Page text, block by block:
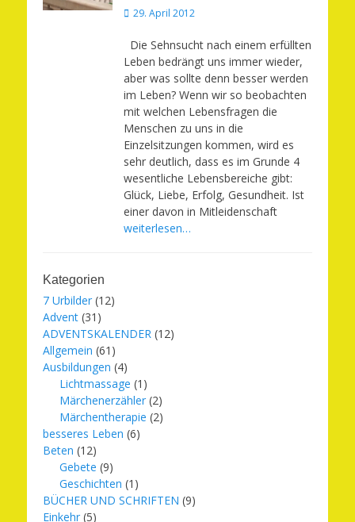
Veröffentlicht
29. April 2012
Die Sehnsucht nach einem erfüllten
Leben bedrängt uns immer wieder,
aber was sollte denn besser werden
im Leben? Wenn wir so beobachten
mit welchen Lebensfragen die
Menschen zu uns in die
Einzelsitzungen kommen, wird es
sehr deutlich, dass es im Grunde 4
wesentliche Lebensbereiche gibt:
Glück, Liebe, Erfolg, Gesundheit. Ist
einer davon in Mitleidenschaft
weiterlesen…
Kategorien
7 Urbilder (12)
Advent (31)
ADVENTSKALENDER (12)
Allgemein (61)
Ausbildungen (4)
Lichtmassage (1)
Märchenerzähler (2)
Märchentherapie (2)
besseres Leben (6)
Beten (12)
Gebete (9)
Geschichten (1)
BÜCHER UND SCHRIFTEN (9)
Einkehr (5)